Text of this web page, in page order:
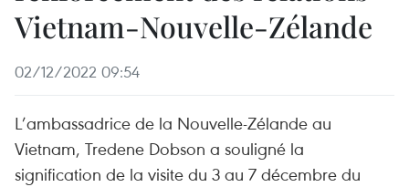
Vietnam-Nouvelle-Zélande
02/12/2022 09:54
L’ambassadrice de la Nouvelle-Zélande au
Vietnam, Tredene Dobson a souligné la
signification de la visite du 3 au 7 décembre du